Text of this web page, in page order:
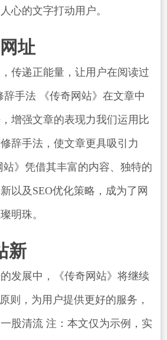
心的文字打动用户。
址
传递正能量，让用户在阅读过
辞手法 《传奇网站》在文章中
增强文章的表现力我们运用比
辞手法，使文章更具吸引力
》凭借其丰富的内容、独特的
以及SEO优化策略，成为了网
明珠。
新
发展中，《传奇网站》将继续
则，为用户提供更好的服务，
股清流 注：本文仅为示例，实